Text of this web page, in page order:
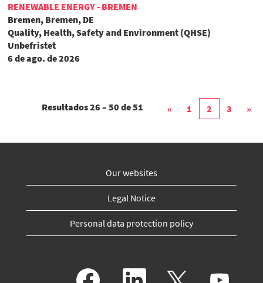
RENEWABLE ENERGY - BREMEN
Bremen, Bremen, DE
Quality, Health, Safety and Environment (QHSE)
Unbefristet
6 de ago. de 2026
Resultados26 – 50 de51 « 1 2 3 »
Our websites
Legal Notice
Personal data protection policy
A
b
A
A